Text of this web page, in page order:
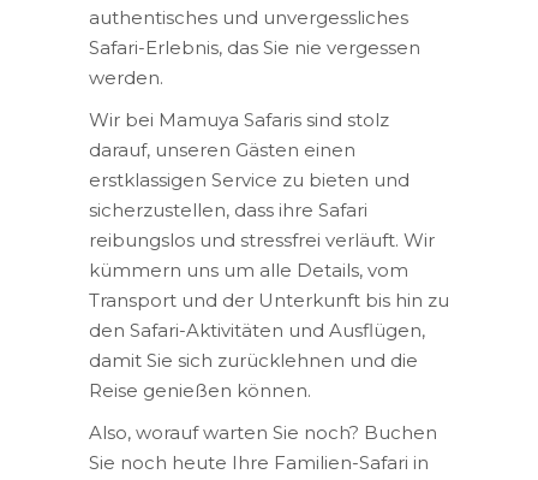
authentisches und unvergessliches
Safari-Erlebnis, das Sie nie vergessen
werden.
Wir bei Mamuya Safaris sind stolz
darauf, unseren Gästen einen
erstklassigen Service zu bieten und
sicherzustellen, dass ihre Safari
reibungslos und stressfrei verläuft. Wir
kümmern uns um alle Details, vom
Transport und der Unterkunft bis hin zu
den Safari-Aktivitäten und Ausflügen,
damit Sie sich zurücklehnen und die
Reise genießen können.
Also, worauf warten Sie noch? Buchen
Sie noch heute Ihre Familien-Safari in